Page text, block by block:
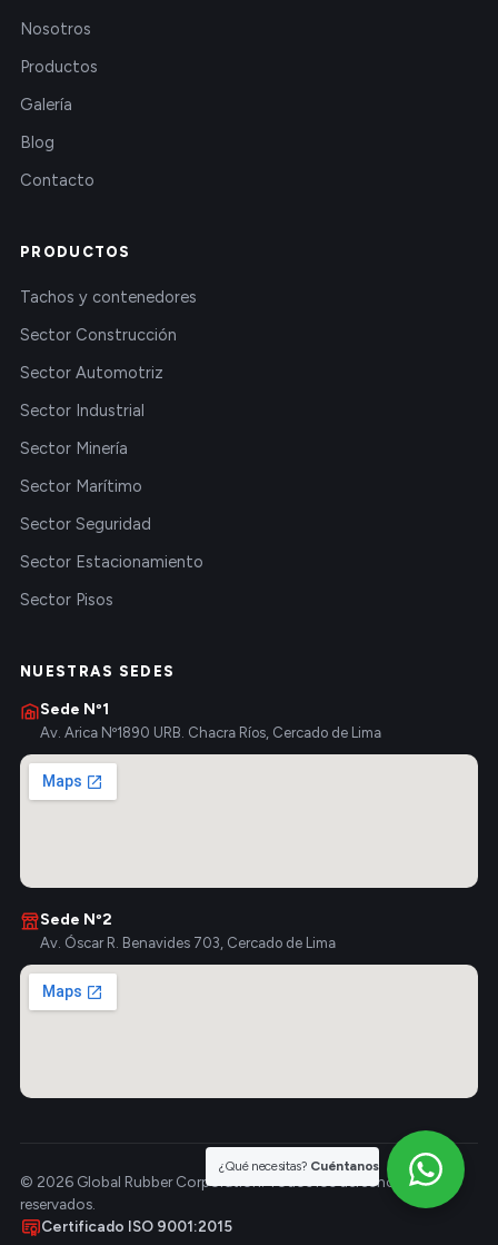
Nosotros
Productos
Galería
Blog
Contacto
PRODUCTOS
Tachos y contenedores
Sector Construcción
Sector Automotriz
Sector Industrial
Sector Minería
Sector Marítimo
Sector Seguridad
Sector Estacionamiento
Sector Pisos
NUESTRAS SEDES
Sede Nº1
Av. Arica Nº1890 URB. Chacra Ríos, Cercado de Lima
Sede Nº2
Av. Óscar R. Benavides 703, Cercado de Lima
© 2026 Global Rubber Corporation. Todos los derechos
reservados.
Certificado ISO 9001:2015
¿Qué necesitas? Cuéntanos